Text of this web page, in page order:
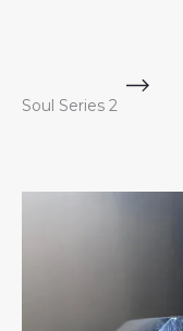
Soul Series 2